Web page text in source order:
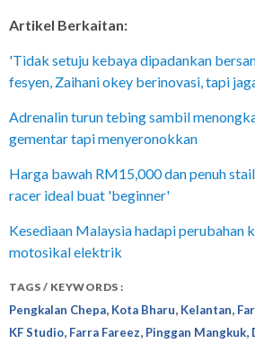
Artikel Berkaitan:
'Tidak setuju kebaya dipadankan
fesyen, Zaihani okey berinovasi, tapi
Adrenalin turun tebing sambil
gementar tapi menyeronokkan
Harga bawah RM15,000 dan penuh
racer ideal buat 'beginner'
Kesediaan Malaysia hadapi perubahan
motosikal elektrik
TAGS / KEYWORDS :
Pengkalan Chepa Kota Bharu Kelantan
KF Studio Farra Fareez Pinggan Mangkuk